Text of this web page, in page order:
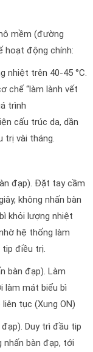
mềm (đường
hoạt động chính:
nhiệt trên 40-45 °C.
chế “làm lành vết
trình
cấu trúc da, dần
trị vài tháng.
đạp). Đặt tay cầm
không nhấn bàn
khỏi lượng nhiệt
hệ thống làm
tip điều trị.
bàn đạp). Làm
làm mát biểu bì
tục (Xung ON)
Duy trì đầu tip
nhấn bàn đạp, tới